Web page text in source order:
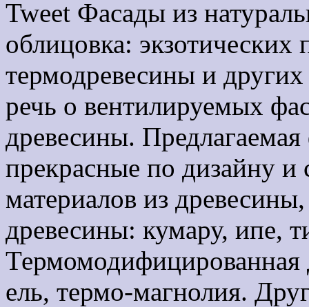
Tweet Фасады из
облицовка:
термодревесины и
речь о вентилируемых
древесины. Предлагаемая
прекрасные по дизайну
материалов из
древесины: кумару, ипе,
Термомодифицированная
ель, термо-магнолия.